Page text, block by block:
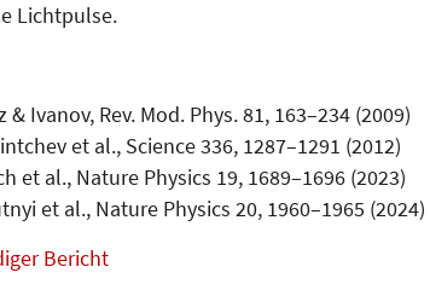
Lichtpulse.
& Ivanov, Rev. Mod. Phys. 81, 163–234 (2009)
et al., Science 336, 1287–1291 (2012)
et al., Nature Physics 19, 1689–1696 (2023)
et al., Nature Physics 20, 1960–1965 (2024)
Bericht